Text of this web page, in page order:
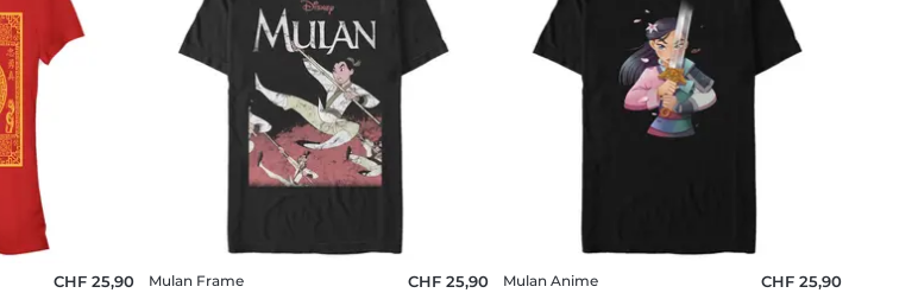
CHF 25,90
Mulan Frame
CHF 25,90
Mulan Anime
CHF 25,90